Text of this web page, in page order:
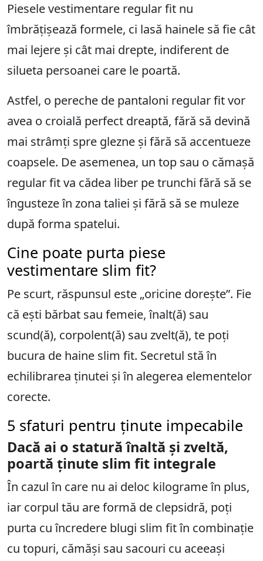
Piesele vestimentare regular fit nu
îmbrățișează formele, ci lasă hainele să fie cât
mai lejere și cât mai drepte, indiferent de
silueta persoanei care le poartă.
Astfel, o pereche de pantaloni regular fit vor
avea o croială perfect dreaptă, fără să devină
mai strâmți spre glezne și fără să accentueze
coapsele. De asemenea, un top sau o cămașă
regular fit va cădea liber pe trunchi fără să se
îngusteze în zona taliei și fără să se muleze
după forma spatelui.
Cine poate purta piese
vestimentare slim fit?
Pe scurt, răspunsul este „oricine dorește”. Fie
că ești bărbat sau femeie, înalt(ă) sau
scund(ă), corpolent(ă) sau zvelt(ă), te poți
bucura de haine slim fit. Secretul stă în
echilibrarea ținutei și în alegerea elementelor
corecte.
5 sfaturi pentru ținute impecabile
Dacă ai o statură înaltă și zveltă,
poartă ținute slim fit integrale
În cazul în care nu ai deloc kilograme în plus,
iar corpul tău are formă de clepsidră, poți
purta cu încredere blugi slim fit în combinație
cu topuri, cămăși sau sacouri cu aceeași